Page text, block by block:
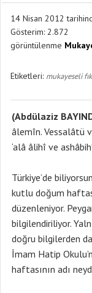
14 Nisan 2012
Gösterim: 2.872
görüntülenme
Etiketleri: mukayeseli
(Abdülaziz
âlemîn. Vessalâtü
‘alâ âlihî ve
Türkiye’de
kutlu doğum
düzenleniyor.
bilgilendiriliyor.
doğru bilgilerden
İmam Hatip
haftasının adı